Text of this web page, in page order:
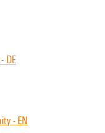
DE
- EN